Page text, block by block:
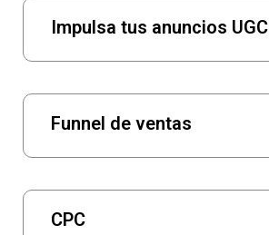
Impulsa tus anuncios UGC
Funnel de ventas
CPC